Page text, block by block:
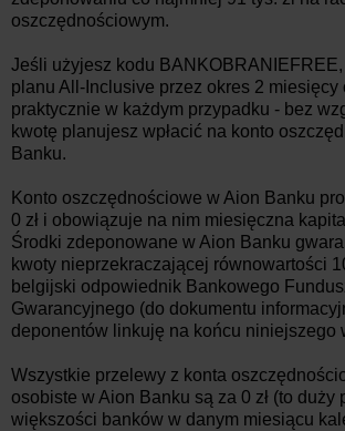
oszczędnościowym.
Jeśli użyjesz kodu
planu All-Inclusive przez okres 2 miesięcy
praktycznie w każdym przypadku - bez
kwotę planujesz wpłacić na konto
Banku.
Konto oszczędnościowe w Aion Banku
0 zł i obowiązuje na nim miesięczna
Środki zdeponowane w Aion Banku
kwoty nieprzekraczającej równowartości
belgijski odpowiednik Bankowego
Gwarancyjnego (do dokumentu
deponentów linkuję na końcu niniejszego
Wszystkie przelewy z konta
osobiste w Aion Banku są za 0 zł (to duży
większości banków w danym miesiącu